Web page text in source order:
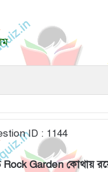
ID : 1144
Rock Garden কোথায়